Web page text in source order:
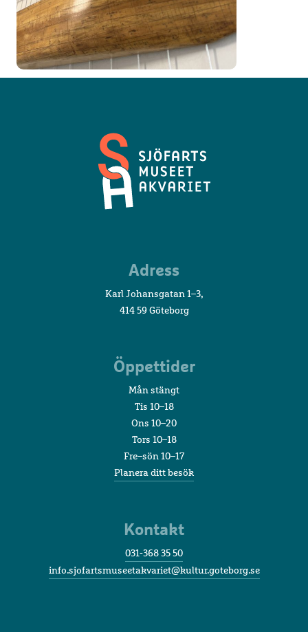
AkvarietAdress
Karl Johansgatan 1–3,
414 59 Göteborg
Öppettider
Mån stängt
Tis 10–18
Ons 10–20
Tors 10–18
Fre–sön 10–17
Planera ditt besök
Kontakt
031-368 35 50
info.sjofartsmuseetakvariet@kultur.goteborg.se